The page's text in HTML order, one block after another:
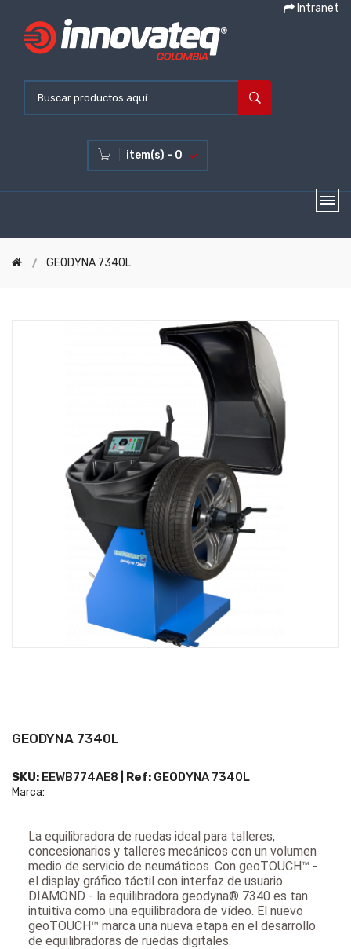
Intranet
item(s) - 0
GEODYNA 7340L
GEODYNA 7340L
SKU: EEWB774AE8 | Ref: GEODYNA 7340L
Marca:
La equilibradora de ruedas ideal para talleres,
concesionarios y talleres mecánicos con un volumen
medio de servicio de neumáticos. Con geoTOUCH™ -
el display gráfico táctil con interfaz de usuario
DIAMOND - la equilibradora geodyna® 7340 es tan
intuitiva como una equilibradora de vídeo. El nuevo
geoTOUCH™ marca una nueva etapa en el desarrollo
de equilibradoras de ruedas digitales.